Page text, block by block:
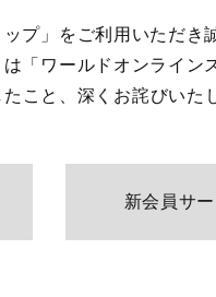
プ」をご利用いただき
「ワールドオンライン
こと、深くお詫びいた
新会員サ